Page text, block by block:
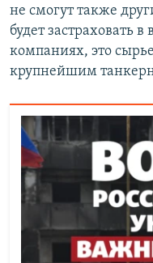
не смогут также
будет застраховать
компаниях, это
крупнейшим